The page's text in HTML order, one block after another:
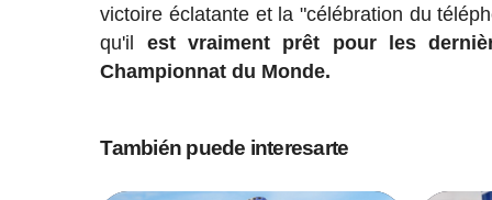
victoire éclatante et la "célébration du
qu'il est vraiment prêt pour les
Championnat du Monde.
También puede interesarte